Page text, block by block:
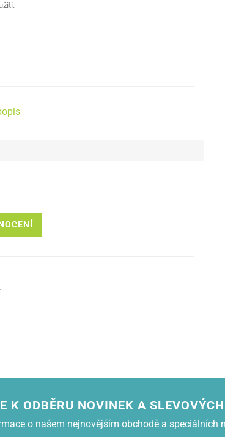
K ODBĚRU NOVINEK A
o našem nejnovějším obchodě a speciálních